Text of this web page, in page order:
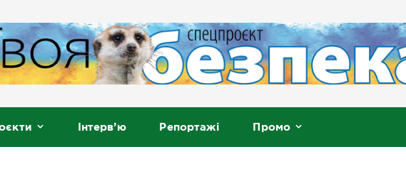
Інтерв’ю Репортажі Промо